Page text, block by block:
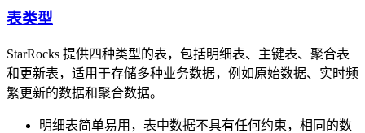
表类型
StarRocks 提供四种类型的表，包括明细表、主键表、聚合表
和更新表，适用于存储多种业务数据，例如原始数据、实时频
繁更新的数据和聚合数据。
明细表简单易用，表中数据不具有任何约束，相同的数